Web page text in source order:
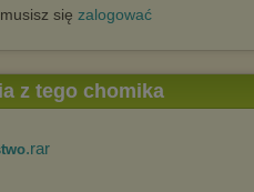
się zalogować
z tego chomika
.rar